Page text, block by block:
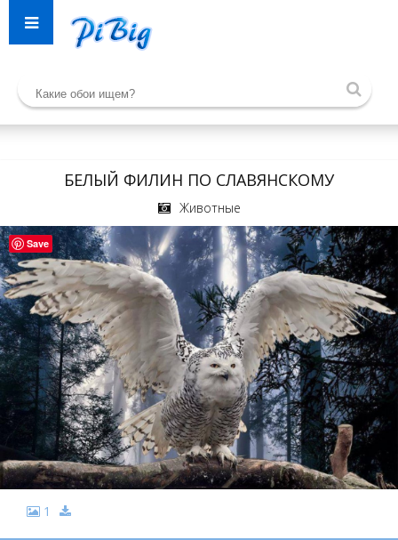
БЕЛЫЙ ФИЛИН ПО СЛАВЯНСКОМУ
Животные
1
Save